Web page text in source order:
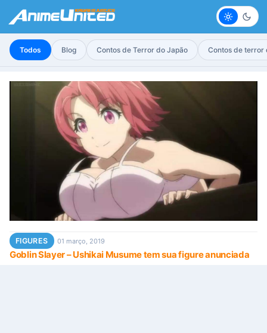
Claro
Todos Blog Contos de Terror do Japão Contos de terror
FIGURES 01 março, 2019
Goblin Slayer – Ushikai Musume tem sua figure anunciada